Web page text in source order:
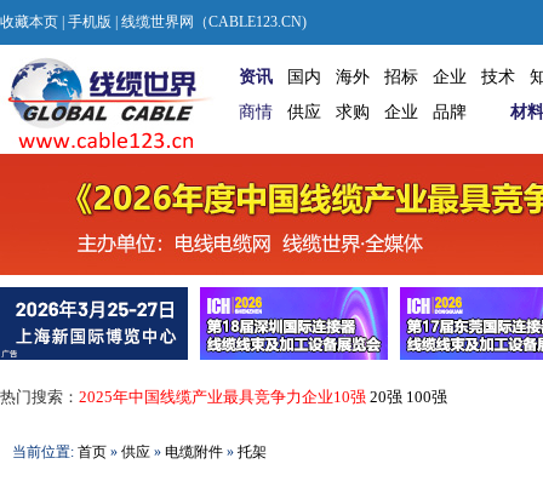
收藏本页 手机版 | 线缆世界网（CABLE123.CN)
资讯 国内 海外 招标 企业 技术
商情
供应 求购 企业 品牌 材料
热门搜索： 2025年中国线缆产业最具竞争力企业10强 20强 100强
当前位置: 首页 » 供应 » 电缆附件 » 托架